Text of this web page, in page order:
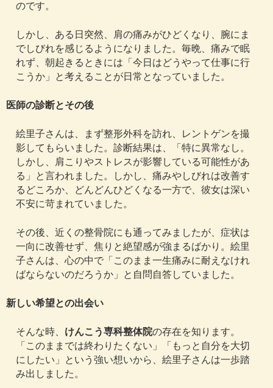
のです。
しかし、ある日突然、肩の痛みがひどくなり、腕にま
でしびれを感じるようになりました。毎晩、痛みで眠
れず、朝起きるときには「今日はどうやって仕事に行
こうか」と考えることが日常となっていました。
医師の診断とその後
絵里子さんは、まず整形外科を訪れ、レントゲンを撮
影してもらいました。診断結果は、「特に異常なし。
しかし、肩こりやストレスが影響している可能性があ
る」と言われました。しかし、痛みやしびれは改善す
るどころか、どんどんひどくなる一方で、彼女は深い
不安に苛まれていました。
その後、近くの整骨院にも通ってみましたが、症状は
一向に改善せず、焦りと絶望感が強まるばかり。絵里
子さんは、心の中で「このまま一生痛みに耐えなけれ
ばならないのだろうか」と自問自答していました。
新しい希望との出会い
そんな時、 けんこう専科整体院の存在を知ります。
「このままでは終わりたくない」「もっと自分を大切
にしたい」という強い想いから、絵里子さんは一歩踏
み出しました。